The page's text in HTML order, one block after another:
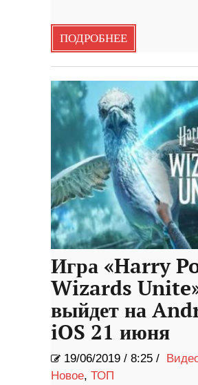
ПОДРОБНЕЕ
Игра «Harry
Wizards
выйдет на
iOS 21 июня
19/06/2019 / 8:25 /
Новое, ТОП